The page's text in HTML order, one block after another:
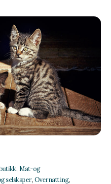
, Mat-og
selskaper, Overnatting,